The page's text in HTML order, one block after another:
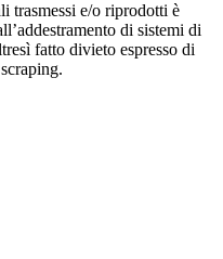
trasmessi e/o riprodotti è
di sistemi di
fatto divieto espresso di